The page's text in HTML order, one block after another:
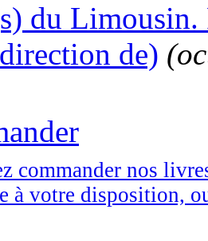
du Limousin.
de)
commander nos
à votre disposition,